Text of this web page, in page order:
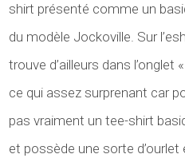
shirt présenté comme un
du modèle Jockoville. Sur
trouve d’ailleurs dans l’onglet
ce qui assez surprenant car
pas vraiment un tee-shirt
et possède une sorte